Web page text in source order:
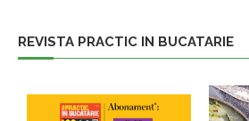
REVISTA PRACTIC IN BUCATARIE